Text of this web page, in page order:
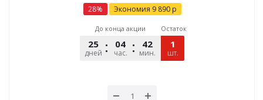
28% Экономия 9 890р
До конца акции
25
дней
04
час.
42
мин.
09
сек.
Остаток
1
шт.